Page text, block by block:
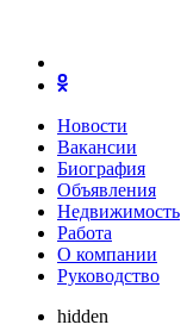
Новости
Вакансии
Биография
Объявления
Недвижимость
Работа
О компании
Руководство
hidden